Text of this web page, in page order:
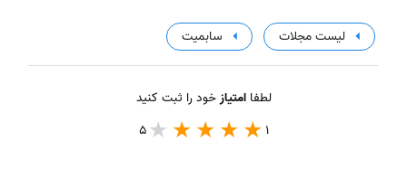
لیست مجلات سابمیت
لطفاامتیازخود را ثبت کنید
1
5